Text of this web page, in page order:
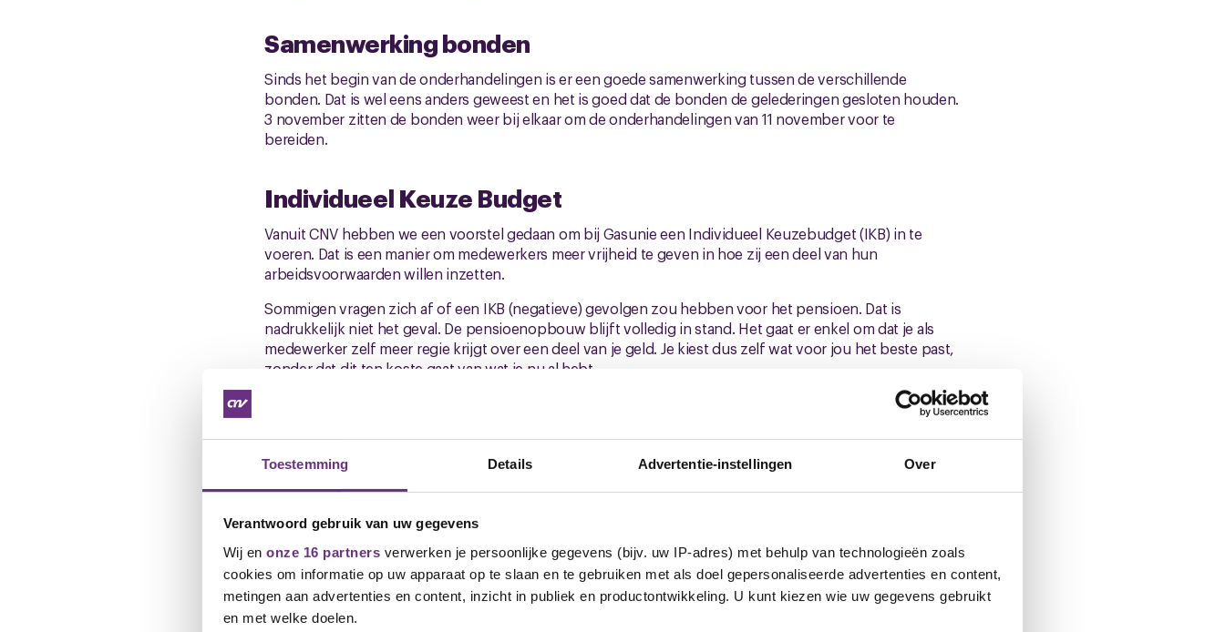
Toestemming Details Advertentie-instellingen Over
Verantwoord gebruik van uw gegevens
Wij en onze 16 partners verwerken je persoonlijke gegevens (bijv. uw IP-adres) met behulp van technologieën zoals
cookies om informatie op uw apparaat op te slaan en te gebruiken met als doel gepersonaliseerde advertenties en content,
metingen aan advertenties en content, inzicht in publiek en productontwikkeling. U kunt kiezen wie uw gegevens gebruikt
en met welke doelen.
Samenwerking bonden
Sinds het begin van de onderhandelingen is er een goede samenwerking tussen de verschillende
bonden. Dat is wel eens anders geweest en het is goed dat de bonden de gelederingen gesloten houden.
3 november zitten de bonden weer bij elkaar om de onderhandelingen van 11 november voor te
bereiden.
Individueel Keuze Budget
Vanuit CNV hebben we een voorstel gedaan om bij Gasunie een Individueel Keuzebudget (IKB) in te
voeren. Dat is een manier om medewerkers meer vrijheid te geven in hoe zij een deel van hun
arbeidsvoorwaarden willen inzetten.
Sommigen vragen zich af of een IKB (negatieve) gevolgen zou hebben voor het pensioen. Dat is
nadrukkelijk niet het geval. De pensioenopbouw blijft volledig in stand. Het gaat er enkel om dat je als
medewerker zelf meer regie krijgt over een deel van je geld. Je kiest dus zelf wat voor jou het beste past,
zonder dat dit ten koste gaat van wat je nu al hebt.
We willen ook duidelijk zijn over de randvoorwaarden: CNV zal nooit instemmen met een regeling die leidt
toevoegt en géén nadelige effecten heeft, zullen we hier verder met Gasunie over in gesprek gaan.
Vervolg
Het volgende overleg, de 4e cao-onderhandelingsronde, staat gepland op dinsdag 11 november. Na dit
overleg staat er nog een reserve onderhandelingsdatum op dinsdag 25 november. We moeten na 11
november dus echt stappen hebben gemaakt en over die resultaten ontvang je ook weer een
nieuwsbrief met wellicht ook een uitnodiging voor een ledenvergadering.